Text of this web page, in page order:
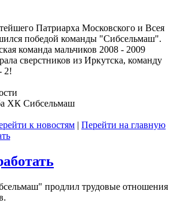
Патриарха Московского и Всея
победой команды "Сибсельмаш".
команда мальчиков 2008 - 2009
сверстников из Иркутска, команду
2!
ХК Сибсельмаш
к новостям | Перейти на главную
продлил трудовые отношения